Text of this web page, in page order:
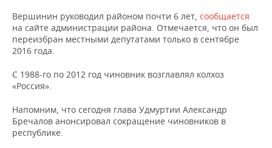
КОРОЛИ ГОСЗАКАЗА ПФО
ВУЗЫ ТАТАРСТАНА
КОМУ ПРИНАДЛЕЖАТ
ТОРГОВЫЕ ЦЕНТРЫ
ФИНАНСЫ
БАНКИ
БЮДЖЕТ
ИНВЕСТИЦИИ
НОВОСТИ
ПРОМЫШЛЕННОСТИ
АГРОПРОМ
МАШИНОСТРОЕНИЕ
НЕФТЕХИМИЯ
НЕФТЬ
НЕДВИЖИМОСТЬ
НОВОСТИ НЕДВИЖИМОСТИ
АВТО
НОВОСТИ АВТО
БИЗНЕС
НОВОСТИ БИЗНЕСА
РОЗНИЧНАЯ ТОРГОВЛЯ
ТЕХНОЛОГИИ
НОВОСТИ ТЕХНОЛОГИЙ
МЕРОПРИЯТИЯ
Вершинин руководил районом почти 6 лет, сообщается
на сайте администрации района. Отмечается, что он был
переизбран местными депутатами только в сентябре
2016 года.
С 1988-го по 2012 год чиновник возглавлял колхоз
«Россия».
Напомним, что сегодня глава Удмуртии Александр
Бречалов анонсировал сокращение чиновников в
республике.